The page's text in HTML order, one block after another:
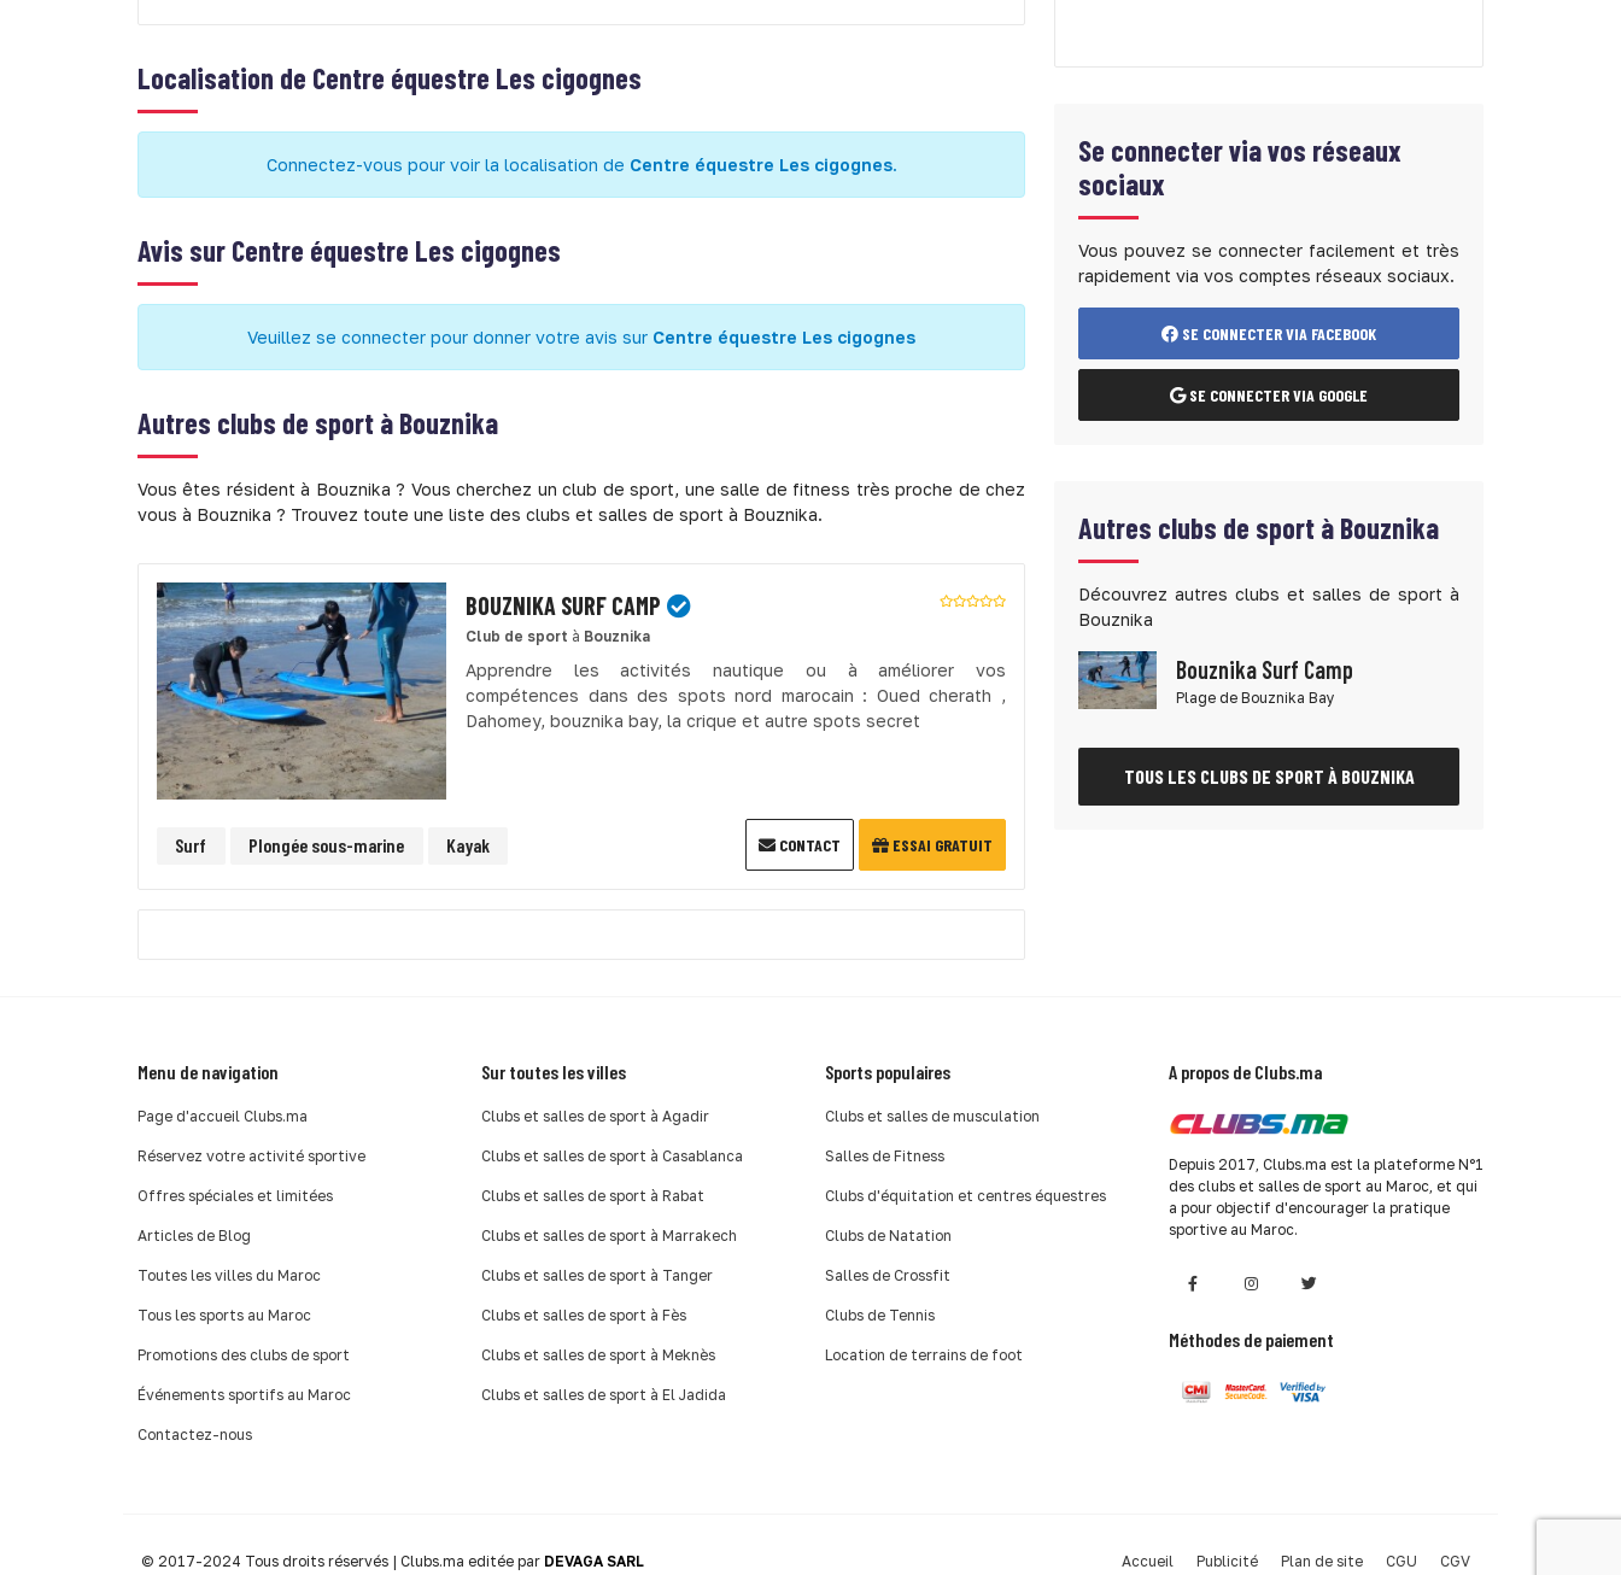
Localisation de Centre équestre Les cigognes
Connectez-vous pour voir la localisation de Centre équestre Les cigognes.
Avis sur Centre équestre Les cigognes
Veuillez se connecter pour donner votre avis sur Centre équestre Les cigognes
Autres clubs de sport à Bouznika
Vous êtes résident à Bouznika ? Vous cherchez un club de sport, une salle de fitness très proche de chez
vous à Bouznika ? Trouvez toute une liste des clubs et salles de sport à Bouznika.
BOUZNIKA SURF CAMP
Club de sport à Bouznika
Apprendre les activités nautique ou à améliorer vos
compétences dans des spots nord marocain : Oued cherath ,
Dahomey, bouznika bay, la crique et autre spots secret
Surf Plongée sous-marine Kayak CONTACT ESSAI GRATUIT
Se connecter via vos réseaux
sociaux
Vous pouvez se connecter facilement et très
rapidement via vos comptes réseaux sociaux.
SE CONNECTER VIA FACEBOOK
SE CONNECTER VIA GOOGLE
Autres clubs de sport à Bouznika
Découvrez autres clubs et salles de sport à
Bouznika
Bouznika Surf Camp
Plage de Bouznika Bay
TOUS LES CLUBS DE SPORT À BOUZNIKA
Menu de navigation
Page d'accueil Clubs.ma
Réservez votre activité sportive
Offres spéciales et limitées
Articles de Blog
Toutes les villes du Maroc
Tous les sports au Maroc
Promotions des clubs de sport
Événements sportifs au Maroc
Contactez-nous
Sur toutes les villes
Clubs et salles de sport à Agadir
Clubs et salles de sport à Casablanca
Clubs et salles de sport à Rabat
Clubs et salles de sport à Marrakech
Clubs et salles de sport à Tanger
Clubs et salles de sport à Fès
Clubs et salles de sport à Meknès
Clubs et salles de sport à El Jadida
Sports populaires
Clubs et salles de musculation
Salles de Fitness
Clubs d'équitation et centres équestres
Clubs de Natation
Salles de Crossfit
Clubs de Tennis
Location de terrains de foot
A propos de Clubs.ma
Depuis 2017, Clubs.ma est la plateforme N°1
des clubs et salles de sport au Maroc, et qui
a pour objectif d'encourager la pratique
sportive au Maroc.
Méthodes de paiement
© 2017-2024 Tous droits réservés | Clubs.ma editée par DEVAGA SARL Accueil Publicité Plan de site CGU CGV